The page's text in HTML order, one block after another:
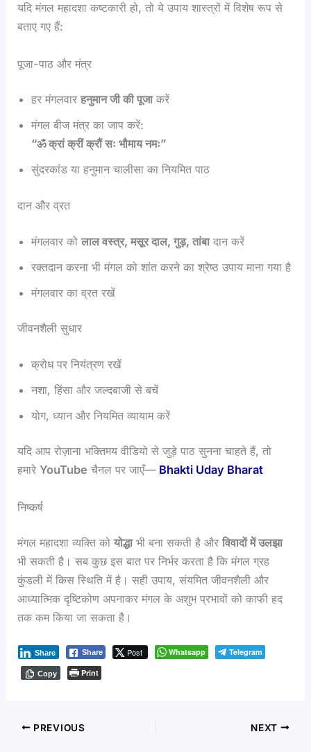
यदि मंगल महादशा कष्टकारी हो, तो ये उपाय शास्त्रों में विशेष रूप से
बताए गए हैं:
पूजा-पाठ और मंत्र
हर मंगलवारहनुमान जी की पूजाकरें
मंगल बीज मंत्र का जाप करें:
“ॐ क्रां क्रीं क्रौं सः भौमाय नमः”
सुंदरकांड या हनुमान चालीसा का नियमित पाठ
दान और व्रत
मंगलवार कोलाल वस्त्र, मसूर दाल, गुड़, तांबादान करें
रक्तदान करना भी मंगल को शांत करने का श्रेष्ठ उपाय माना गया है
मंगलवार का व्रत रखें
जीवनशैली सुधार
क्रोध पर नियंत्रण रखें
नशा, हिंसा और जल्दबाजी से बचें
योग, ध्यान और नियमित व्यायाम करें
यदि आप रोज़ाना भक्तिमय वीडियो से जुड़े पाठ सुनना चाहते हैं, तो
हमारेYouTube चैनल पर जाएँ— Bhakti Uday Bharat
निष्कर्ष
मंगल महादशा व्यक्ति कोयोद्धाभी बना सकती है औरविवादों में उलझा
भी सकती है। सब कुछ इस बात पर निर्भर करता है कि मंगल ग्रह
कुंडली में किस स्थिति में है। सही उपाय, संयमित जीवनशैली और
आध्यात्मिक दृष्टिकोण अपनाकर मंगल के अशुभ प्रभावों को काफी हद
तक कम किया जा सकता है।
Share Post
Share Whatsapp Telegram
Copy Print
PREVIOUS NEXT